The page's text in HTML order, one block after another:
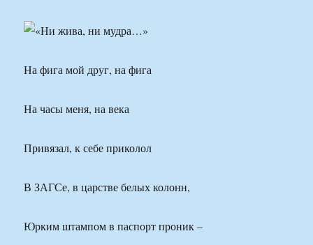
На фига мой друг, на фига
На часы меня, на века
Привязал, к себе приколол
В ЗАГСе, в царстве белых колонн,
Юрким штампом в паспорт проник –